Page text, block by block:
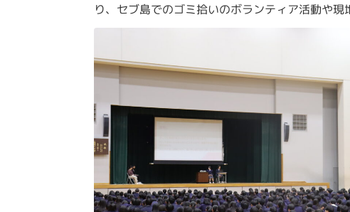
り、セブ島でのゴミ拾いのボランティア活動や